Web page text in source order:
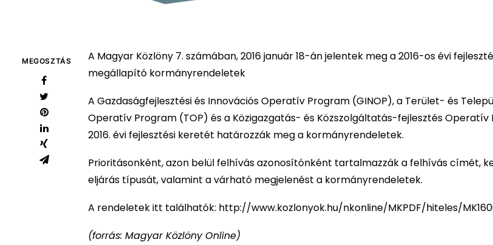
MEGOSZTÁS
A Magyar Közlöny 7. számában, 2016 január 18-án jelentek meg a 2016-os évi
megállapító kormányrendeletek
A Gazdaságfejlesztési és Innovációs Operatív Program (GINOP), a Terület- és
Operatív Program (TOP) és a Közigazgatás- és Közszolgáltatás-fejlesztés Operatív
2016. évi fejlesztési keretét határozzák meg a kormányrendeletek.
Prioritásonként, azon belül felhívás azonosítónként tartalmazzák a felhívás címét,
eljárás típusát, valamint a várható megjelenést a kormányrendeletek.
A rendeletek itt találhatók: http://www.kozlonyok.hu/nkonline/MKPDF/hiteles/
(forrás: Magyar Közlöny Online)